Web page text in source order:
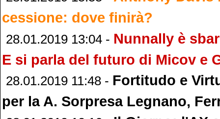
cessione: dove finirà?
28.01.2019 13:04 - Nunnally è
E si parla del futuro di Micov e
28.01.2019 11:48 - Fortitudo e
per la A. Sorpresa Legnano,